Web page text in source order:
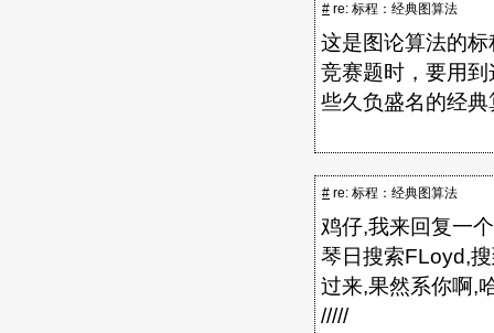
# re: 标程：经典图算法
这是图论算法的
竞赛题时，要用
些久负盛名的经
# re: 标程：经典图算法
鸡仔,我来回复一
琴日搜索FLoyd,
过来,果然系你啊,
/////